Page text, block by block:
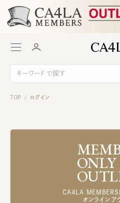
TOP / ログイン
ONLY
CA4LA MEMBERS
オンラインア